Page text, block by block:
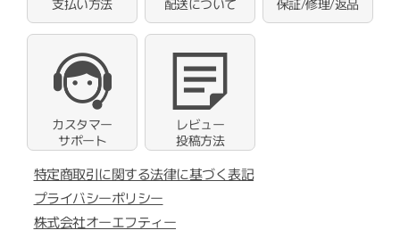
支払い方法 配送について 保証/修理/返品
カスタマー
サポート
レビュー
投稿方法
特定商取引に関する法律に基づく表記
プライバシーポリシー
株式会社オーエフティー